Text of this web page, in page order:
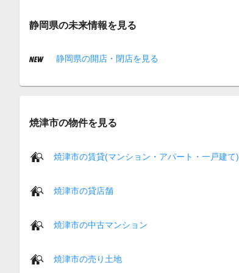
静岡県の未来情報を見る
静岡県の開店・閉店を見る
焼津市の物件を見る
焼津市の賃貸(マンション・アパート・一戸建て)
焼津市の貸店舗
焼津市の中古マンション
焼津市の売り土地